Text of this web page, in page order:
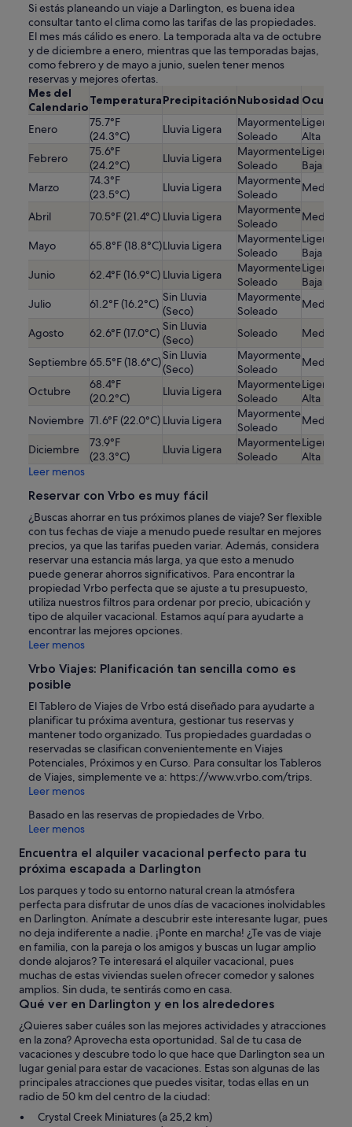
Si estás planeando un viaje a Darlington, es buena idea
consultar tanto el clima como las tarifas de las propiedades.
El mes más cálido es enero. La temporada alta va de octubre
y de diciembre a enero, mientras que las temporadas bajas,
como febrero y de mayo a junio, suelen tener menos
reservas y mejores ofertas.
Mes del
CalendarioTemperaturaPrecipitaciónNubosidad
Enero
75.7°F
(24.3°C)
Lluvia Ligera
Mayormente
Soleado
Alta
Febrero
75.6°F
(24.2°C)
Lluvia Ligera
Mayormente
Soleado
Baja
Marzo
74.3°F
(23.5°C)
Lluvia Ligera
Mayormente
Soleado
Media
Abril 70.5°F (21.4°C) Lluvia Ligera
Mayormente
Soleado
Media
Mayo 65.8°F (18.8°C)Lluvia Ligera
Mayormente
Soleado
Baja
Junio
62.4°F (16.9°C) Lluvia Ligera
Mayormente
Soleado
Baja
Julio
61.2°F (16.2°C) Sin Lluvia
(Seco)
Mayormente
Soleado
Media
Agosto 62.6°F (17.0°C) Sin Lluvia
(Seco)
Soleado Media
Septiembre65.5°F (18.6°C)Sin Lluvia
(Seco)
Mayormente
Soleado
Media
Octubre
68.4°F
(20.2°C)
Lluvia Ligera
Mayormente
Soleado
Alta
Noviembre 71.6°F (22.0°C) Lluvia Ligera
Mayormente
Soleado
Media
Diciembre
73.9°F
(23.3°C)
Lluvia Ligera
Mayormente
Soleado
Alta
Leer menos
Reservar con Vrbo es muy fácil
¿Buscas ahorrar en tus próximos planes de viaje? Ser flexible
con tus fechas de viaje a menudo puede resultar en mejores
precios, ya que las tarifas pueden variar. Además, considera
reservar una estancia más larga, ya que esto a menudo
puede generar ahorros significativos. Para encontrar la
propiedad Vrbo perfecta que se ajuste a tu presupuesto,
utiliza nuestros filtros para ordenar por precio, ubicación y
tipo de alquiler vacacional. Estamos aquí para ayudarte a
encontrar las mejores opciones.
Leer menos
Vrbo Viajes: Planificación tan sencilla como es
posible
El Tablero de Viajes de Vrbo está diseñado para ayudarte a
planificar tu próxima aventura, gestionar tus reservas y
mantener todo organizado. Tus propiedades guardadas o
reservadas se clasifican convenientemente en Viajes
Potenciales, Próximos y en Curso. Para consultar los Tableros
de Viajes, simplemente ve a: https://www.vrbo.com/trips.
Leer menos
Basado en las reservas de propiedades de Vrbo.
Leer menos
Encuentra el alquiler vacacional perfecto para tu
próxima escapada a Darlington
Los parques y todo su entorno natural crean la atmósfera
perfecta para disfrutar de unos días de vacaciones inolvidables
en Darlington. Anímate a descubrir este interesante lugar, pues
no deja indiferente a nadie. ¡Ponte en marcha! ¿Te vas de viaje
en familia, con la pareja o los amigos y buscas un lugar amplio
donde alojaros? Te interesará el alquiler vacacional, pues
muchas de estas viviendas suelen ofrecer comedor y salones
amplios. Sin duda, te sentirás como en casa.
Qué ver en Darlington y en los alrededores
¿Quieres saber cuáles son las mejores actividades y atracciones
en la zona? Aprovecha esta oportunidad. Sal de tu casa de
vacaciones y descubre todo lo que hace que Darlington sea un
lugar genial para estar de vacaciones. Estas son algunas de las
principales atracciones que puedes visitar, todas ellas en un
radio de 50 km del centro de la ciudad:
Crystal Creek Miniatures (a 25,2 km)